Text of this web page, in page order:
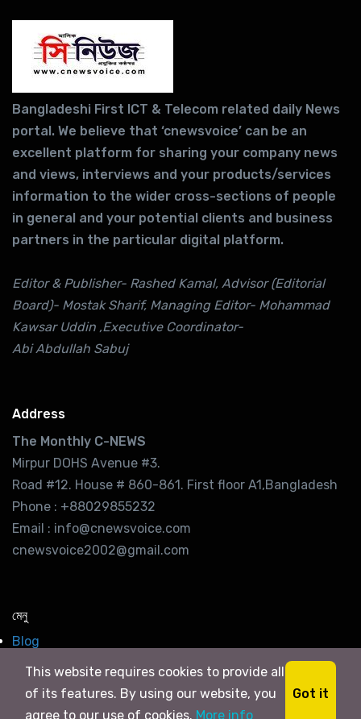
Bangladeshi First ICT & Telecom related daily News
portal. We believe that ‘cnewsvoice’ can be an
excellent platform for sharing your company news
and views, interviews and your products/services
information to the wider cross-sections of people
in general and your potential clients and business
partners in the particular digital platform.
Editor & Publisher- Rashed Kamal, Advisor (Editorial
Board)- Mostak Sharif, Managing Editor- Mohammad
Kawsar Uddin ,Executive Coordinator-
Abi Abdullah Sabuj
Address
The Monthly C-NEWS
Mirpur DOHS Avenue #3.
Road #12. House # 860-861. First floor A1,Bangladesh
Phone : +88029855232
Email : info@cnewsvoice.com
cnewsvoice2002@gmail.com
মেনু
Blog
Home
Newsletter
This website requires cookies to provide all
of its features. By using our website, you
agree to our use of cookies. More info
Got it